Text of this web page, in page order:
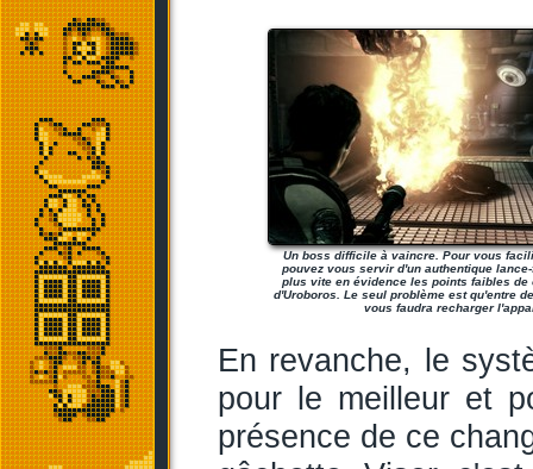
Un boss difficile à vaincre. Pour vous
pouvez vous servir d'un authentique
plus vite en évidence les points faibles de
d'Uroboros. Le seul problème est qu'entre
vous faudra recharger
En revanche, le
pour le meilleur et
présence de ce